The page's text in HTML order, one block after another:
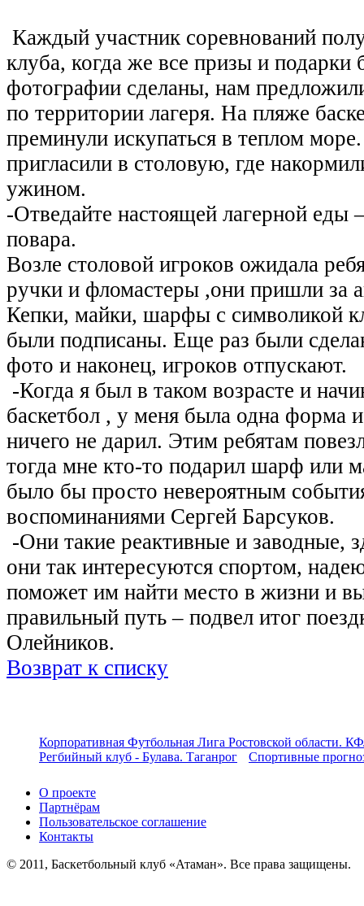
Каждый участник соревнований
клуба, когда же все призы и подарки
фотографии сделаны, нам
по территории лагеря. На пляже
преминули искупаться в теплом
пригласили в столовую, где
ужином.
-Отведайте настоящей лагерной еды
повара.
Возле столовой игроков ожидала
ручки и фломастеры ,они пришли за
Кепки, майки, шарфы с символикой
были подписаны. Еще раз были
фото и наконец, игроков отпускают.
-Когда я был в таком возрасте и
баскетбол , у меня была одна форма
ничего не дарил. Этим ребятам
тогда мне кто-то подарил шарф или
было бы просто невероятным
воспоминаниями Сергей Барсуков.
-Они такие реактивные и заводные,
они так интересуются спортом,
поможет им найти место в жизни и
правильный путь – подвел итог
Олейников.
Возврат к списку
Корпоративная Футбольная Лига Ростовской области.
Регбийный клуб - Булава. Таганрог
Спортивные
О проекте
Партнёрам
Пользовательское соглашение
Контакты
© 2011, Баскетбольный клуб «Атаман». Все права защищены.